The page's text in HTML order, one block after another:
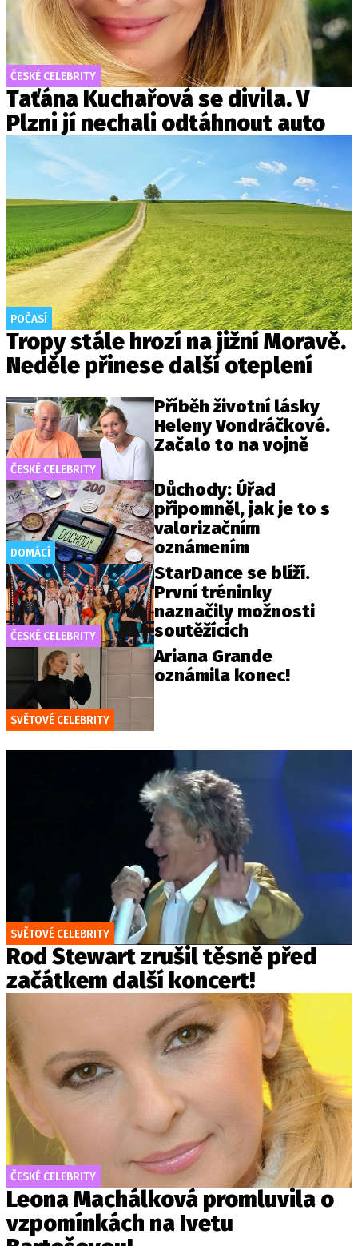
ČESKÉ CELEBRITY
Taťána Kuchařová se divila. V
Plzni jí nechali odtáhnout auto
POČASÍ
Tropy stále hrozí na jižní Moravě.
Neděle přinese další oteplení
ČESKÉ CELEBRITY
Příběh životní lásky
Heleny Vondráčkové.
Začalo to na vojně
DOMÁCÍ
Důchody: Úřad
připomněl, jak je to s
valorizačním
oznámením
ČESKÉ CELEBRITY
StarDance se blíží.
První tréninky
naznačily možnosti
soutěžících
SVĚTOVÉ CELEBRITY
Ariana Grande
oznámila konec!
SVĚTOVÉ CELEBRITY
Rod Stewart zrušil těsně před
začátkem další koncert!
ČESKÉ CELEBRITY
Leona Machálková promluvila o
vzpomínkách na Ivetu